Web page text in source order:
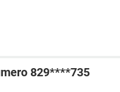
829****735